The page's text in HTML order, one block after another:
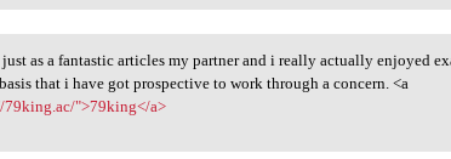
just as a
as a fantastic articles my partner and i really actually enjoyed
that i have got prospective to work through a concern. <a
79king.ac/">79king</a>